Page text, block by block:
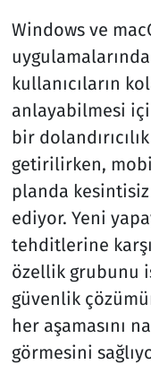
Windows ve
kullanıcıların
anlayabilmesi
bir
getirilirken,
planda
ediyor. Yeni
tehditlerine
özellik grubunu
güvenlik
her aşamasını
görmesini